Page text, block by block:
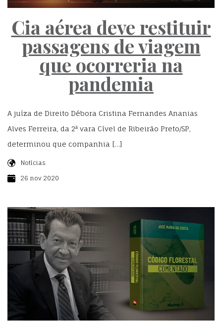
Cia aérea deve restituir
passagens de viagem
que ocorreria na
pandemia
A juíza de Direito Débora Cristina Fernandes Ananias
Alves Ferreira, da 2ª vara Cível de Ribeirão Preto/SP,
determinou que companhia […]
Notícias
26 nov 2020